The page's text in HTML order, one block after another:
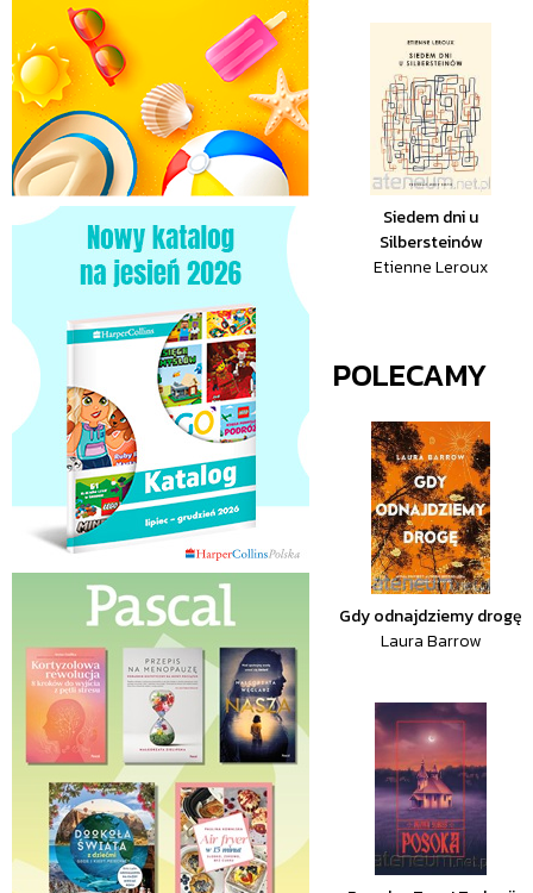
Siedem dni u
Silbersteinów
Etienne Leroux
POLECAMY
Gdy odnajdziemy drogę
Laura Barrow